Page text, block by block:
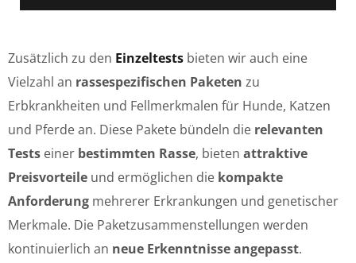
Zusätzlich zu den Einzeltests bieten wir auch eine
Vielzahl an rassespezifischen Paketen zu
Erbkrankheiten und Fellmerkmalen für Hunde, Katzen
und Pferde an. Diese Pakete bündeln die relevanten
Tests einer bestimmten Rasse, bieten attraktive
Preisvorteile und ermöglichen die kompakte
Anforderung mehrerer Erkrankungen und genetischer
Merkmale. Die Paketzusammenstellungen werden
kontinuierlich an neue Erkenntnisseangepasst.